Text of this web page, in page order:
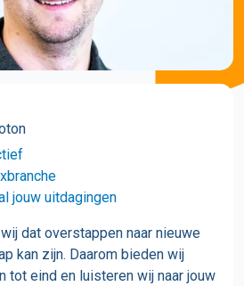
jouw uitdagingen
dat overstappen naar nieuwe
kan zijn. Daarom bieden wij
tot eind en luisteren wij naar jouw